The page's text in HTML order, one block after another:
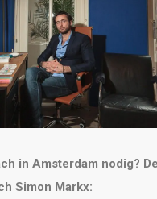
in Amsterdam nodig?
Simon Markx: